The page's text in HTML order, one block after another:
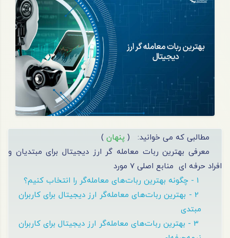
مطالبی که می خوانید: ( پنهان )
معرفی بهترین ربات معامله گر ارز دیجیتال برای مبتدیان و
افراد حرفه ای منابع اصلی 7 مورد
2 - بهترین ربات‌های معامله‌گر ارز دیجیتال برای کاربران
مبتدی
3 - بهترین ربات‌های معامله‌گر ارز دیجیتال برای کاربران